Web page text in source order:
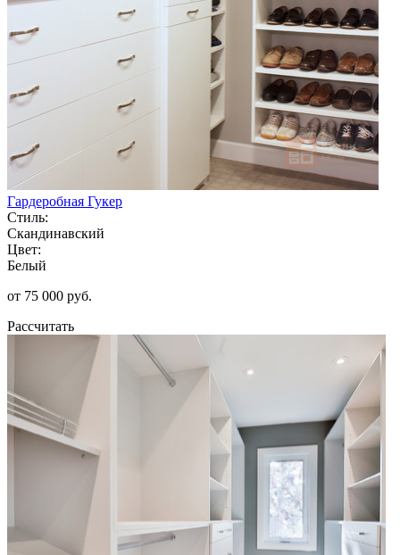
Гардеробная Гукер
Стиль:
Скандинавский
Цвет:
Белый
от 75 000 руб.
Рассчитать